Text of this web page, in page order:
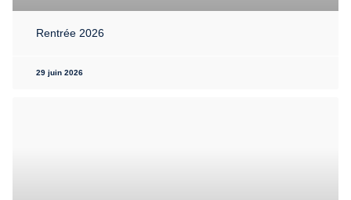
Rentrée 2026
29 juin 2026